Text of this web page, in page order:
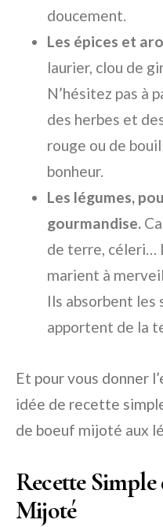
doucement.
Les épices et
laurier, clou de
N’hésitez pas à
des herbes et
rouge ou de
bonheur.
Les légumes,
gourmandise.
de terre, céleri…
marient à
Ils absorbent les
apportent de la
Et pour vous donner
idée de recette
de boeuf mijoté aux
Recette
Mijoté